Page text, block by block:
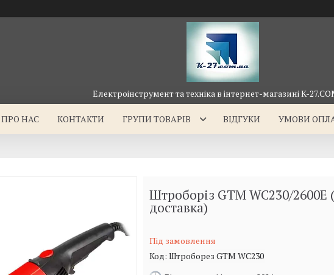
Електроінструмент та техніка в інтернет-магазині K-
ПРО НАС КОНТАКТИ ГРУПИ ТОВАРІВ ВІДГУКИ УМОВИ
Штроборіз GTM WC230/2600E
доставка)
Під замовлення
Код: Штроборез GTM WC230